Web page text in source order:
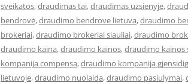
sveikatos,draudimas tai,draudimas uzsienyje,
bendrovė,draudimo bendrove lietuva,draudimo
brokeriai,draudimo brokeriai siauliai,draudimo
draudimo kaina,draudimo kainos,draudimo kainos
kompanija compensa,draudimo kompanija
lietuvoje,draudimo nuolaida,draudimo pasiulymai,